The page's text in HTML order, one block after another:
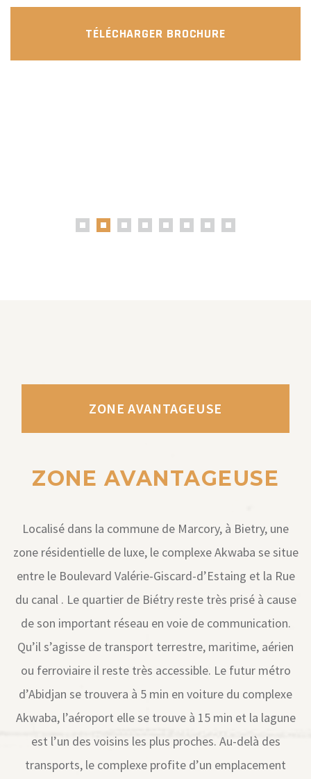
TÉLÉCHARGER BROCHURE
ZONE AVANTAGEUSE
ZONE AVANTAGEUSE
Localisé dans la commune de Marcory, à Bietry, une
zone résidentielle de luxe, le complexe Akwaba se situe
entre le Boulevard Valérie-Giscard-d’Estaing et la Rue
du canal . Le quartier de Biétry reste très prisé à cause
de son important réseau en voie de communication.
Qu’il s’agisse de transport terrestre, maritime, aérien
ou ferroviaire il reste très accessible. Le futur métro
d’Abidjan se trouvera à 5 min en voiture du complexe
Akwaba, l’aéroport elle se trouve à 15 min et la lagune
est l’un des voisins les plus proches. Au-delà des
transports, le complexe profite d’un emplacement